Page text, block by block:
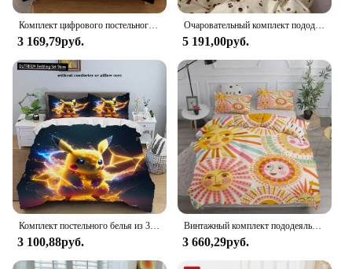
3 169,79руб.
Очаровательный комплект пододеяльников с принтом оранжевой вишневой вороны — одноместный двойной размер королевы для девочек, плоская простыня и наволочки
5 191,00руб.
3 100,88руб.
Винтажный комплект пододеяльников с луной и звездами King Queen, двойной полный двойной комплект постельного белья одного размера
3 660,29руб.